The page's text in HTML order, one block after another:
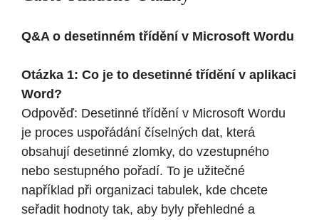
Q&A o desetinném třídění v Microsoft Wordu
Otázka 1: Co je to desetinné třídění v aplikaci
Word?
Odpověď: Desetinné třídění v Microsoft Wordu
je proces uspořádání číselných dat, která
obsahují desetinné zlomky, do vzestupného
nebo sestupného pořadí. To je užitečné
například při organizaci tabulek, kde chcete
seřadit hodnoty tak, aby byly přehledné a